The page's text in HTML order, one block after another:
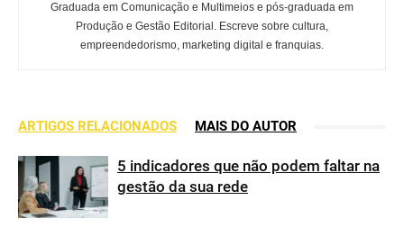
Graduada em Comunicação e Multimeios e pós-graduada em
Produção e Gestão Editorial. Escreve sobre cultura,
empreendedorismo, marketing digital e franquias.
ARTIGOS RELACIONADOS MAIS DO AUTOR
5 indicadores que não podem faltar na
gestão da sua rede